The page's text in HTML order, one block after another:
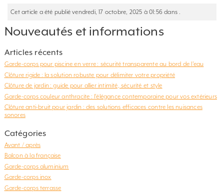
Cet article a été publié vendredi, 17 octobre, 2025 à 01:56 dans .
Nouveautés et informations
Articles récents
Garde-corps pour piscine en verre : sécurité transparente au bord de l’eau
Clôture rigide : la solution robuste pour délimiter votre propriété
Clôture de jardin : guide pour allier intimité, sécurité et style
Garde-corps couleur anthracite : l’élégance contemporaine pour vos extérieurs
Clôture anti-bruit pour jardin : des solutions efficaces contre les nuisances
sonores
Catégories
Avant / après
Balcon à la française
Garde-corps aluminium
Garde-corps inox
Garde-corps terrasse